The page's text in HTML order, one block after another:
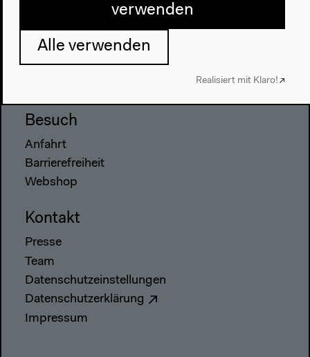
Über uns
Architektur
Besuch
Anfahrt
Barrierefreiheit
Webshop
Kontakt
Presse
Team
Datenschutzeinstellungen
Datenschutzerklärung
Impressum
verwenden
Alle verwenden
Realisiert mit Klaro!